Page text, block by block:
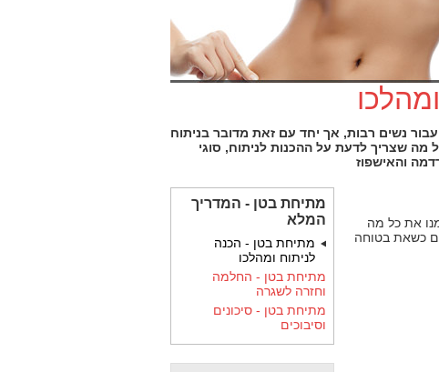
נשים רבות, אך יחד עם זאת מדובר בניתוח
שצריך לדעת על ההכנות לניתוח, סוגי
והאישפוז
מתיחת בטן - המדריך
המלא
מתיחת בטן - הכנה
לניתוח ומהלכו
מתיחת בטן - החלמה
וחזרה לשגרה
מתיחת בטן - סיכונים
וסיבוכים
את כל מה
כשאת בטוחה